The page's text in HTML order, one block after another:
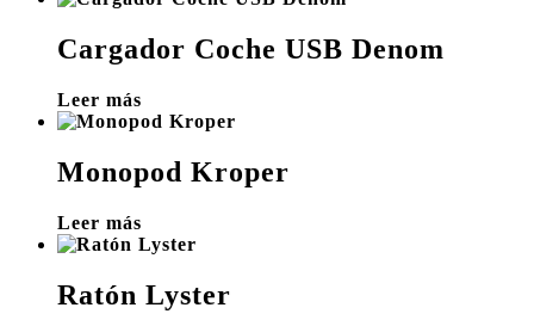
Cargador Coche USB Denom
Leer más
Monopod Kroper
Leer más
Ratón Lyster